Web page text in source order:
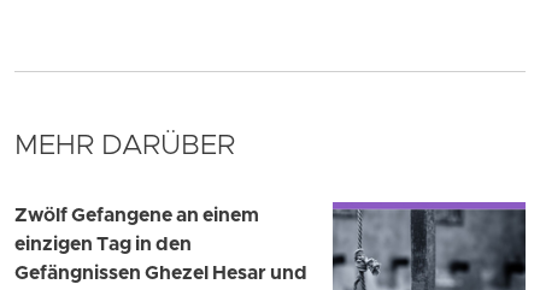
MEHR DARÜBER
Zwölf Gefangene an einem
einzigen Tag in den
Gefängnissen Ghezel Hesar und